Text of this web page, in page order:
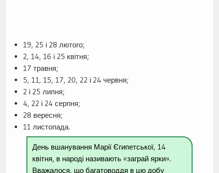
19, 25 і 28 лютого;
2, 14, 16 і 25 квітня;
17 травня;
5, 11, 15, 17, 20, 22 і 24 червня;
2 і 25 липня;
4, 22 і 24 серпня;
28 вересня;
11 листопада.
День вшанування Марії Єгипетської, 14
квітня, в народі називають «заграй ярки».
Вважалося, що багатоводдя в цю добу